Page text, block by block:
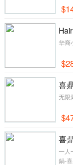
华裔
喜
无限
喜
一人
鍋-